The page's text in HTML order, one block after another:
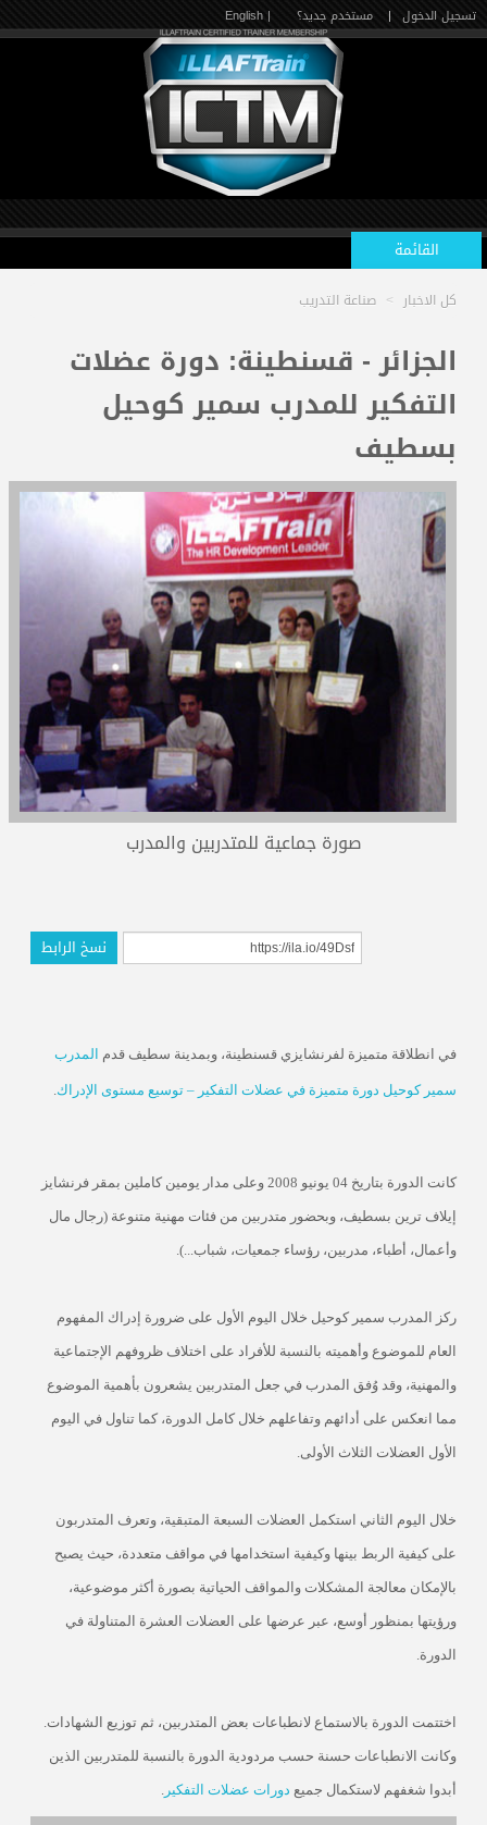
تسجيل الدخول | مستخدم جديد؟ | English
القائمة
الرئيسية
الدورات القادمة
المدربون
المعتمدون
كل الاخبار > صناعة التدريب
الجزائر - قسنطينة: دورة عضلات
التفكير للمدرب سمير كوحيل
بسطيف
صورة جماعية للمتدربين والمدرب
نسخ الرابط
في انطلاقة متميزة لفرنشايزي قسنطينة، وبمدينة سطيف قدم المدرب
سمير كوحيل دورة متميزة في عضلات التفكير – توسيع مستوى الإدراك.
كانت الدورة بتاريخ 04 يونيو 2008 وعلى مدار يومين كاملين بمقر فرنشايز
إيلاف ترين بسطيف، وبحضور متدربين من فئات مهنية متنوعة (رجال مال
وأعمال، أطباء، مدربين، رؤساء جمعيات، شباب...).
ركز المدرب سمير كوحيل خلال اليوم الأول على ضرورة إدراك المفهوم
العام للموضوع وأهميته بالنسبة للأفراد على اختلاف ظروفهم الإجتماعية
والمهنية، وقد وُفق المدرب في جعل المتدربين يشعرون بأهمية الموضوع
مما انعكس على أدائهم وتفاعلهم خلال كامل الدورة، كما تناول في اليوم
الأول العضلات الثلاث الأولى.
خلال اليوم الثاني استكمل العضلات السبعة المتبقية، وتعرف المتدربون
على كيفية الربط بينها وكيفية استخدامها في مواقف متعددة، حيث يصبح
بالإمكان معالجة المشكلات والمواقف الحياتية بصورة أكثر موضوعية،
ورؤيتها بمنظور أوسع، عبر عرضها على العضلات العشرة المتناولة في
الدورة.
اختتمت الدورة بالاستماع لانطباعات بعض المتدربين، ثم توزيع الشهادات.
وكانت الانطباعات حسنة حسب مردودية الدورة بالنسبة للمتدربين الذين
أبدوا شغفهم لاستكمال جميع دورات عضلات التفكير .